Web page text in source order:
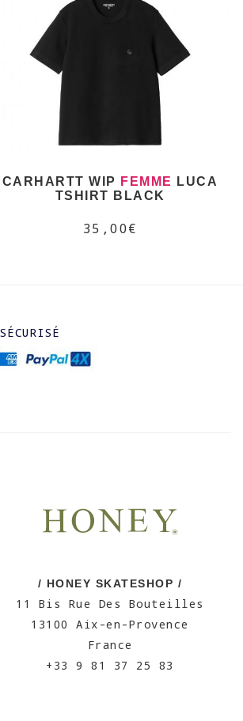
CARHARTT WIP FEMME
LUCA
TSHIRT BLACK
35,00€
/ HONEY SKATESHOP /
11 Bis Rue Des Bouteilles
13100 Aix-en-Provence
France
+33 9 81 37 25 83